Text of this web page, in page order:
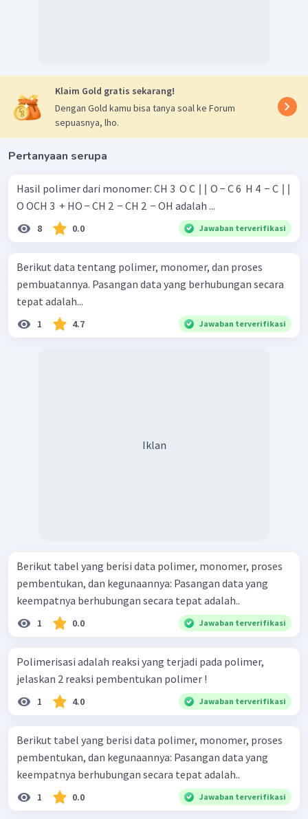
Klaim Gold gratis sekarang!
Dengan Gold kamu bisa tanya soal ke Forum
sepuasnya, lho.
Pertanyaan serupa
Hasil polimer dari monomer: CH 3 ​ O C ∣∣ O − C 6 ​ H 4 ​ − C ∣∣
O OCH 3 ​ + HO − CH 2 ​ − CH 2 ​ − OH adalah ...
8 0.0 Jawaban terverifikasi
Berikut data tentang polimer, monomer, dan proses
pembuatannya. Pasangan data yang berhubungan secara
tepat adalah...
1 4.7 Jawaban terverifikasi
Iklan
Berikut tabel yang berisi data polimer, monomer, proses
pembentukan, dan kegunaannya: Pasangan data yang
keempatnya berhubungan secara tepat adalah..
1 0.0 Jawaban terverifikasi
Polimerisasi adalah reaksi yang terjadi pada polimer,
jelaskan 2 reaksi pembentukan polimer !
1 4.0 Jawaban terverifikasi
Berikut tabel yang berisi data polimer, monomer, proses
pembentukan, dan kegunaannya: Pasangan data yang
keempatnya berhubungan secara tepat adalah..
1 0.0 Jawaban terverifikasi